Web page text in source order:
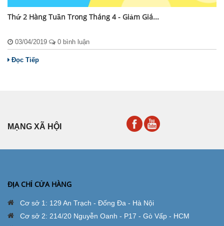
Thứ 2 Hàng Tuần Trong Tháng 4 - Giảm Giá...
03/04/2019 0 bình luận
Đọc Tiếp
MẠNG XÃ HỘI
ĐỊA CHỈ CỬA HÀNG
Cơ sở 1: 129 An Trạch - Đống Đa - Hà Nội
Cơ sở 2: 214/20 Nguyễn Oanh - P17 - Gò Vấp - HCM